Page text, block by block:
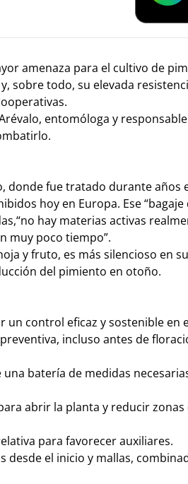
amenaza para el cultivo de
sobre todo, su elevada
entomóloga y
donde fue tratado durante años
hoy en Europa. Ese
hay materias activas
muy poco tiempo”.
y fruto, es más silencioso en
del pimiento en otoño.
un control eficaz y sostenible
incluso antes de
batería de medidas
abrir la planta y reducir
para favorecer auxiliares.
desde el inicio y mallas,